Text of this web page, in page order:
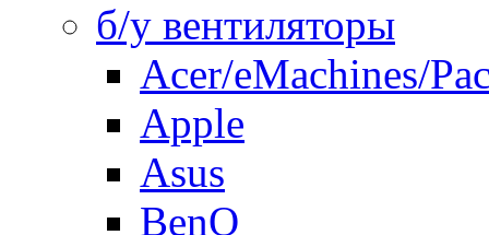
б/у вентиляторы
Acer/eMachines/
Apple
Asus
BenQ